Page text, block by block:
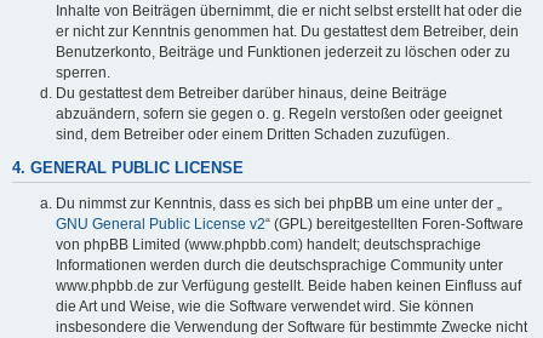
Inhalte von Beiträgen übernimmt, die er nicht selbst erstellt hat oder die
er nicht zur Kenntnis genommen hat. Du gestattest dem Betreiber, dein
Benutzerkonto, Beiträge und Funktionen jederzeit zu löschen oder zu
sperren.
Du gestattest dem Betreiber darüber hinaus, deine Beiträge
abzuändern, sofern sie gegen o. g. Regeln verstoßen oder geeignet
sind, dem Betreiber oder einem Dritten Schaden zuzufügen.
4. GENERAL PUBLIC LICENSE
Du nimmst zur Kenntnis, dass es sich bei phpBB um eine unter der „
GNU General Public License v2“ (GPL) bereitgestellten Foren-Software
von phpBB Limited (www.phpbb.com) handelt; deutschsprachige
Informationen werden durch die deutschsprachige Community unter
www.phpbb.de zur Verfügung gestellt. Beide haben keinen Einfluss auf
die Art und Weise, wie die Software verwendet wird. Sie können
insbesondere die Verwendung der Software für bestimmte Zwecke nicht